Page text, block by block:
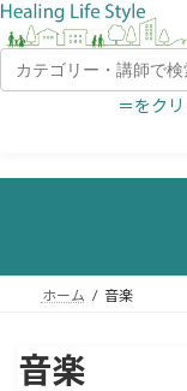
＝をク
ホーム 音楽
音楽